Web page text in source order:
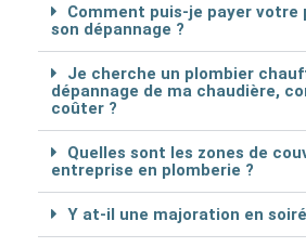
Comment puis-je payer votre
son dépannage ?
Je cherche un plombier
dépannage de ma chaudière,
coûter ?
Quelles sont les zones de
entreprise en plomberie ?
Y at-il une majoration en